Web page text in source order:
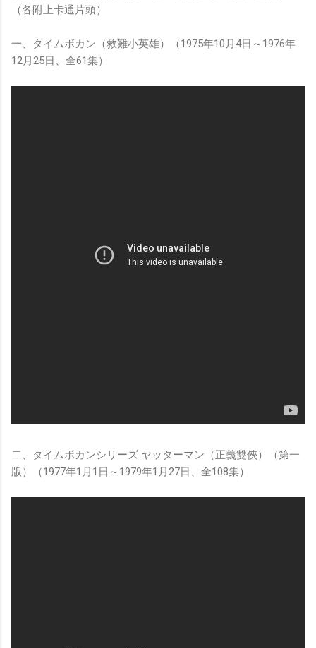
（各附上卡通片頭）
一、タイムボカン（救難小英雄）（1975年10月4日～1976年
12月25日、全61集）
二、タイムボカンシリーズ ヤッターマン（正義雙俠）（第一
版）（1977年1月1日～1979年1月27日、全108集）